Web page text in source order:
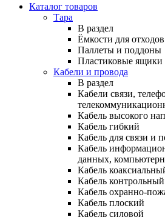
Каталог товаров
Тара
В раздел
Ёмкости для отходов
Паллеты и поддоны
Пластиковые ящики
Кабели и провода
В раздел
Кабели связи,
Кабель высокого
Кабель гибкий
Кабель для связи и
Кабель
данных,
Кабель
Кабель контрольный
Кабель охранно-
Кабель плоский
Кабель силовой